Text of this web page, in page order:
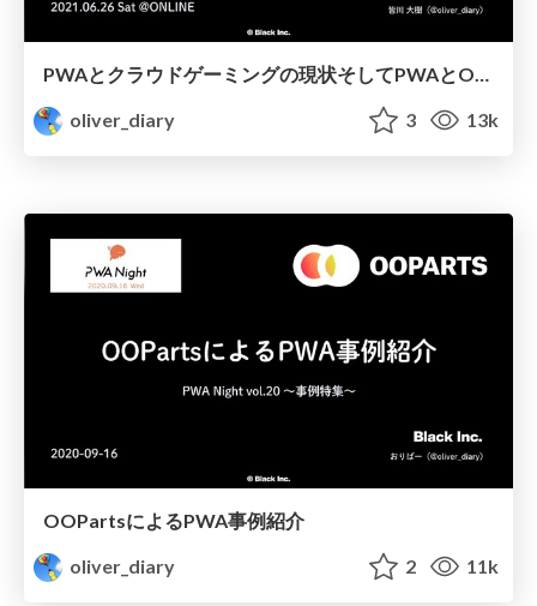
PWAとクラウドゲーミングの現状そしてPWAとOOParts
oliver_diary
3 13k
OOPartsによるPWA事例紹介
oliver_diary
2 11k